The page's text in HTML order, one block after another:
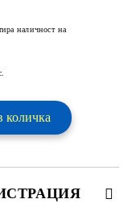
наличност на